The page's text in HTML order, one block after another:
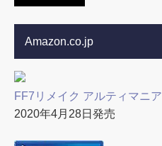
Amazon.co.jp
FF7リメイク アルティマニア
2020年4月28日発売